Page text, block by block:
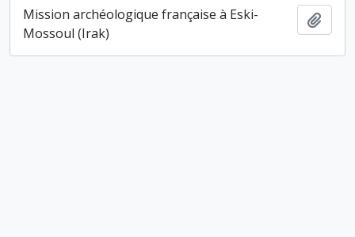
Mission archéologique française à Eski-
Mossoul (Irak)